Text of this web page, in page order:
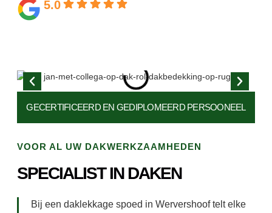
5.0
GECERTIFICEERD EN GEDIPLOMEERD PERSOONEEL
VOOR AL UW DAKWERKZAAMHEDEN
SPECIALIST IN DAKEN
Bij een daklekkage spoed in Wervershoof telt elke